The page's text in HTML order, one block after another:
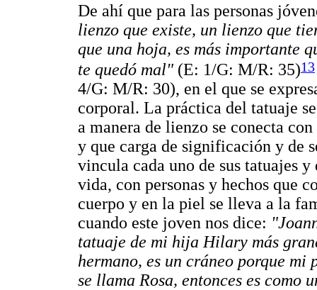
De ahí que para las personas
lienzo que existe, un lienzo que
que una hoja, es más importante
te quedó mal" (E: 1/G: M/R: 35)13
4/G: M/R: 30), en el que se
corporal. La práctica del tatuaje
a manera de lienzo se conecta
y que carga de significación y de
vincula cada uno de sus tatuajes
vida, con personas y hechos que
cuerpo y en la piel se lleva a la
cuando este joven nos dice:
tatuaje de mi hija Hilary más
hermano, es un cráneo porque mi
se llama Rosa, entonces es como